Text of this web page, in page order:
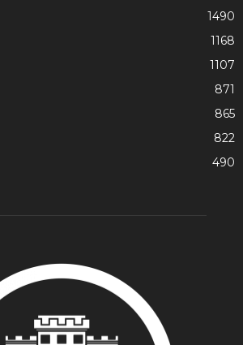
1490
1168
1107
871
865
822
490